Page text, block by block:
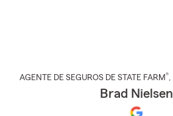
AGENTE DE SEGUROS DE STATE FARM®,
Brad Nielsen